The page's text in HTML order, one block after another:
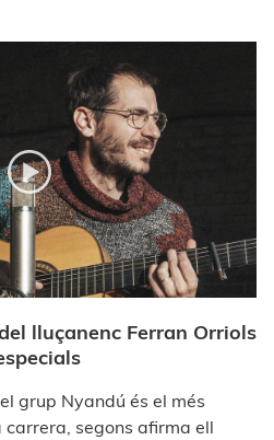
lluçanenc Ferran Orriols
grup Nyandú és el més
segons afirma ell